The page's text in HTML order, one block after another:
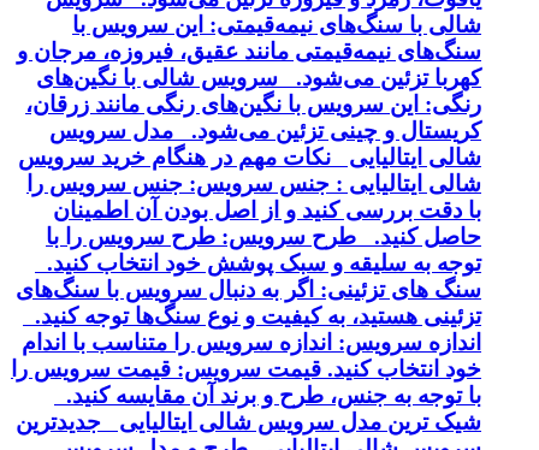
شالی با سنگ‌های نیمه‌قیمتی: این سرویس با
سنگ‌های نیمه‌قیمتی مانند عقیق، فیروزه، مرجان و
کهربا تزئین می‌شود. سرویس شالی با نگین‌های
رنگی: این سرویس با نگین‌های رنگی مانند زرقان،
کریستال و چینی تزئین می‌شود. مدل سرویس
شالی ایتالیایی نکات مهم در هنگام خرید سرویس
شالی ایتالیایی : جنس سرویس: جنس سرویس را
با دقت بررسی کنید و از اصل بودن آن اطمینان
حاصل کنید. طرح سرویس: طرح سرویس را با
توجه به سلیقه و سبک پوشش خود انتخاب کنید.
سنگ های تزئینی: اگر به دنبال سرویس با سنگ‌های
تزئینی هستید، به کیفیت و نوع سنگ‌ها توجه کنید.
اندازه سرویس: اندازه سرویس را متناسب با اندام
خود انتخاب کنید. قیمت سرویس: قیمت سرویس را
با توجه به جنس، طرح و برند آن مقایسه کنید.
شیک ترین مدل سرویس شالی ایتالیایی جدیدترین